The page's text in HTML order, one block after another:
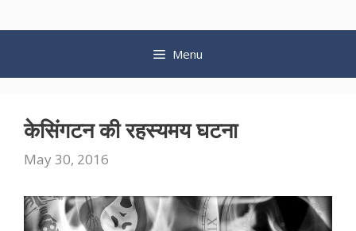
Menu
केसिंगटन की रहस्यमय घटना
May 30, 2016